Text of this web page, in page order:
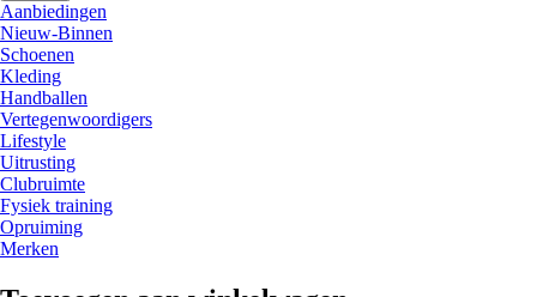
Aanbiedingen
Nieuw-Binnen
Schoenen
Kleding
Handballen
Vertegenwoordigers
Lifestyle
Uitrusting
Clubruimte
Fysiek training
Opruiming
Merken